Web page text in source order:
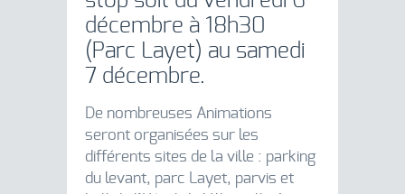
décembre à 18h30
(Parc Layet) au samedi
7 décembre.
De nombreuses Animations
seront organisées sur les
différents sites de la ville : parking
du levant, parc Layet, parvis et